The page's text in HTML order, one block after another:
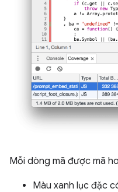
Mỗi dòng mã được mã
Màu xanh lục đặc